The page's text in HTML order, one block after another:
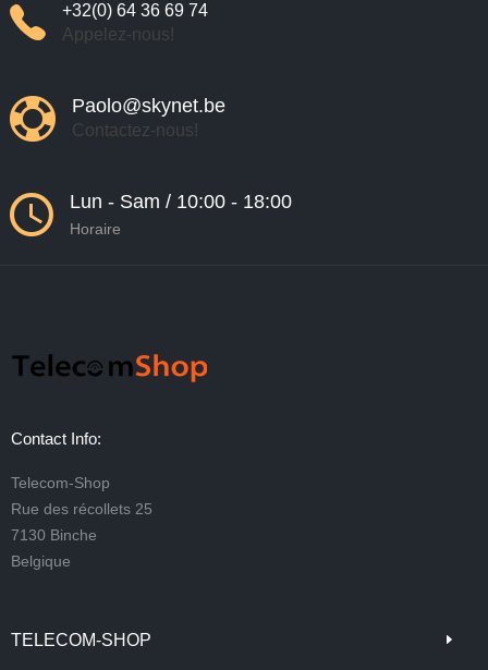
+32(0) 64 36 69 74
Appelez-nous!
Paolo@skynet.be
Contactez-nous!
Lun - Sam / 10:00 - 18:00
Horaire
Contact Info:
Telecom-Shop
Rue des récollets 25
7130 Binche
Belgique
TELECOM-SHOP